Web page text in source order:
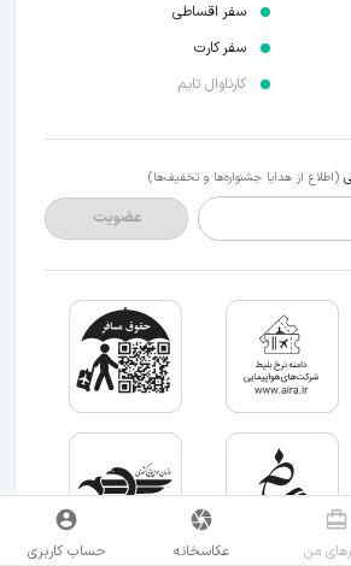
سفر اقساطی
سفر کارت
کارناوال تایم
(اطلاع از هدایا جشنواره‌ها و تخفیف‌ها)
عضویت
من عکاسخانه حساب کاربری